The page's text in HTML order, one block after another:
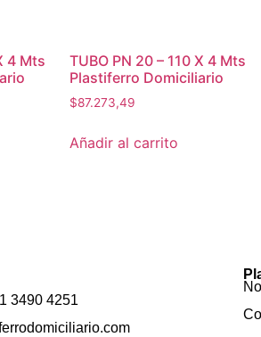
4 Mts
TUBO PN 20 – 110 X 4 Mts
Plastiferro Domiciliario
$87.273,49
Añadir al carrito
3490 4251